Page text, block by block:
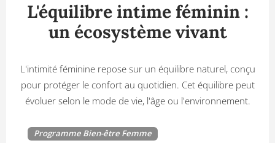
L'équilibre intime féminin :
un écosystème vivant
L'intimité féminine repose sur un équilibre naturel, conçu
pour protéger le confort au quotidien. Cet équilibre peut
évoluer selon le mode de vie, l'âge ou l'environnement.
Programme Bien-être Femme